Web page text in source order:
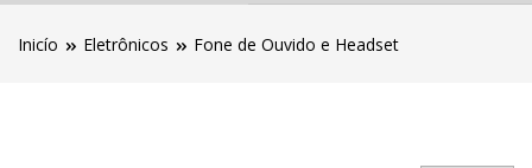
Inicío Eletrônicos Fone de Ouvido e Headset